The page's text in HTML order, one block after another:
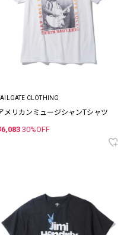
CLOTHING
メリカンミュージシャンTシャツ
30%OFF